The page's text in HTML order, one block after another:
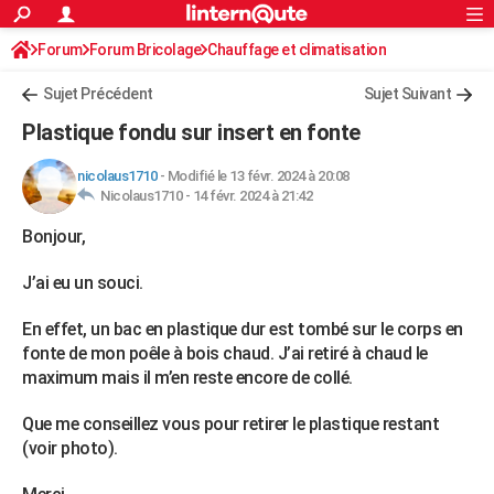
ACTUALITÉS
Politique
Société
Faits Divers
Education
Monde
Villes
+
FINANCE
Retraite
Impôts
Epargne
Immobilier
Risques naturels par ville
Banque
Assurance
Crédit
AUTO
Essais
Réserver un essai
Citadines
Berlines
SUV
Forum auto
+HIGH-TECH
Mobiles
Meilleur smartphone
Internet
Ordinateurs
Jeux vidéo
Guide high-tech
+
Forum
Aménagement intérieur
Extérieur
Cuisine
Salle de bains
Jardinage
Rangement
WEEK-END
Guides de France
Escapades
Patrimoine
Expositions
Musées
Week-end nature
+LIFESTYLE
Art de vivre
Bien-être
Loisirs
Mode
Modes de vie
SANTE
Rechercher
S'inscrire
Connexion
Forum Forum Bricolage Chauffage et climatisation
Chauffage bois/pellet/granulés
Sujet Précédent Sujet Suivant
Plastique fondu sur insert en fonte
nicolaus1710- Modifié le 13 févr. 2024 à 20:08
Nicolaus1710 - 14 févr. 2024 à 21:42
Bonjour,
J’ai eu un souci.
En effet, un bac en plastique dur est tombé sur le corps en
fonte de mon poêle à bois chaud. J’ai retiré à chaud le
maximum mais il m’en reste encore de collé.
Que me conseillez vous pour retirer le plastique restant
(voir photo).